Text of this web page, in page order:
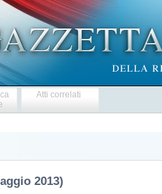
Atti correlati
2013)